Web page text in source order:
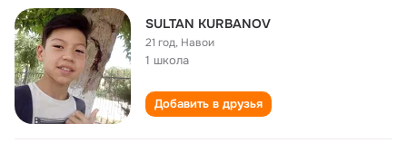
SULTAN KURBANOV
21 год, Навои
1 школа
Добавить в друзья